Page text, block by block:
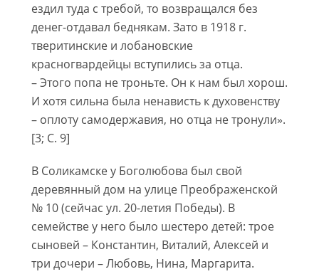
ездил туда с требой, то возвращался без
денег-отдавал беднякам. Зато в 1918 г.
тверитинские и лобановские
красногвардейцы вступились за отца.
– Этого попа не троньте. Он к нам был хорош.
И хотя сильна была ненависть к духовенству
– оплоту самодержавия, но отца не тронули».
[3; С. 9]
В Соликамске у Боголюбова был свой
деревянный дом на улице Преображенской
№ 10 (сейчас ул. 20-летия Победы). В
семействе у него было шестеро детей: трое
сыновей – Константин, Виталий, Алексей и
три дочери – Любовь, Нина, Маргарита.